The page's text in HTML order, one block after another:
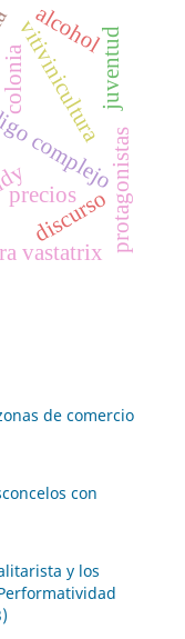
complejo
colonia
precios
vitivinicultura
protagonistas
vastatrix
discurso
alcoholjuventud
de comercio
con
y los